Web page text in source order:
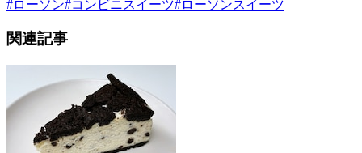
#ローソン#コンビニスイーツ#ローソンスイーツ
関連記事